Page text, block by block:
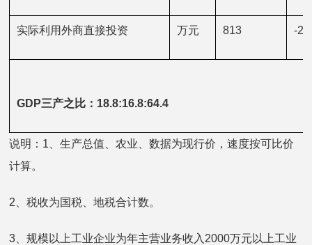
实际利用外商直接投资 万元 813 -
GDP三产之比： 18.8:16.8:64.4
说明：1、生产总值、农业、数据为现行价，速度按可比价
计算。
2、税收为国税、地税合计数。
3、规模以上工业企业为年主营业务收入2000万元以上工业